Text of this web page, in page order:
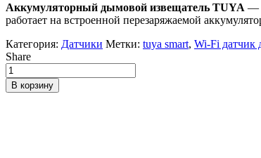
Аккумуляторный дымовой извещатель TUYA —
работает на встроенной перезаряжаемой
Категория: Датчики Метки: tuya smart, Wi-Fi датчик
Share
Количество
товара
Аккумуляторный
В корзину